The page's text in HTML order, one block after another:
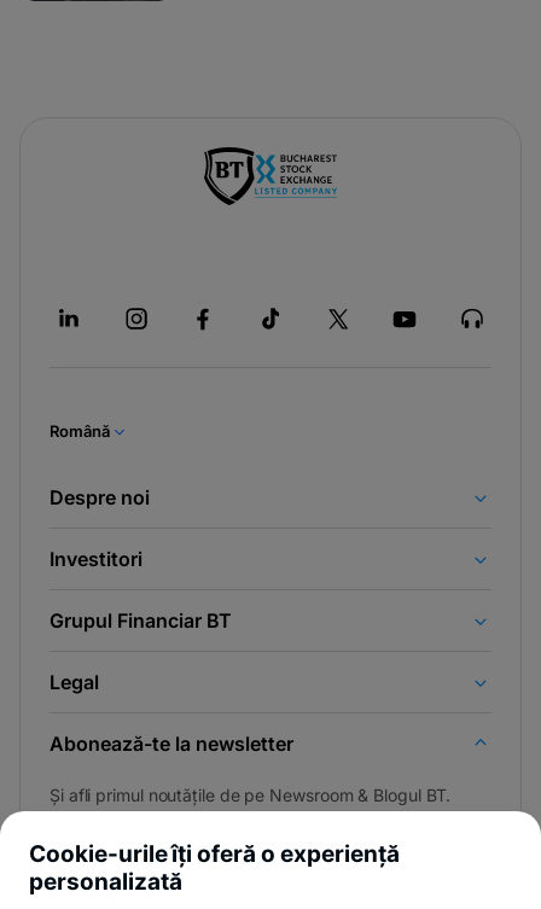
Română
Despre noi
Investitori
Grupul Financiar BT
Legal
Abonează-te la newsletter
Și afli primul noutățile de pe Newsroom & Blogul BT.
Cookie-urile îți oferă o experiență
personalizată